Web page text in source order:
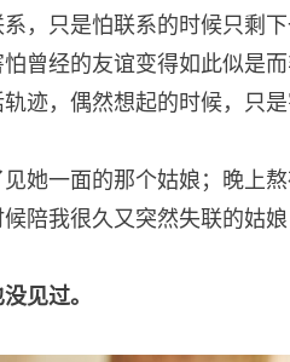
，只是怕联系的时候只剩
曾经的友谊变得如此似是
迹，偶然想起的时候，只是
她一面的那个姑娘；晚上
陪我很久又突然失联的姑娘
见过。